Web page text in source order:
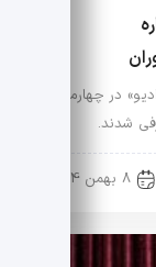
در چهارمین
شدند.
8 بهمن 1404